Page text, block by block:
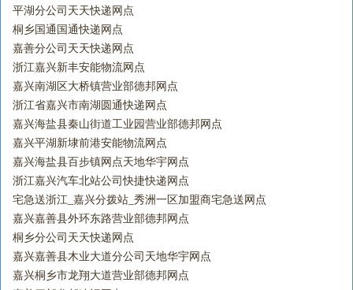
平湖分公司天天快递网点
桐乡国通国通快递网点
嘉善分公司天天快递网点
浙江嘉兴新丰安能物流网点
嘉兴南湖区大桥镇营业部德邦网点
浙江省嘉兴市南湖圆通快递网点
嘉兴海盐县秦山街道工业园营业部德邦网点
嘉兴平湖新埭前港安能物流网点
嘉兴海盐县百步镇网点天地华宇网点
浙江嘉兴汽车北站公司快捷快递网点
宅急送浙江_嘉兴分拨站_秀洲一区加盟商宅急送网点
嘉兴嘉善县外环东路营业部德邦网点
桐乡分公司天天快递网点
嘉兴嘉善县木业大道分公司天地华宇网点
嘉兴桐乡市龙翔大道营业部德邦网点